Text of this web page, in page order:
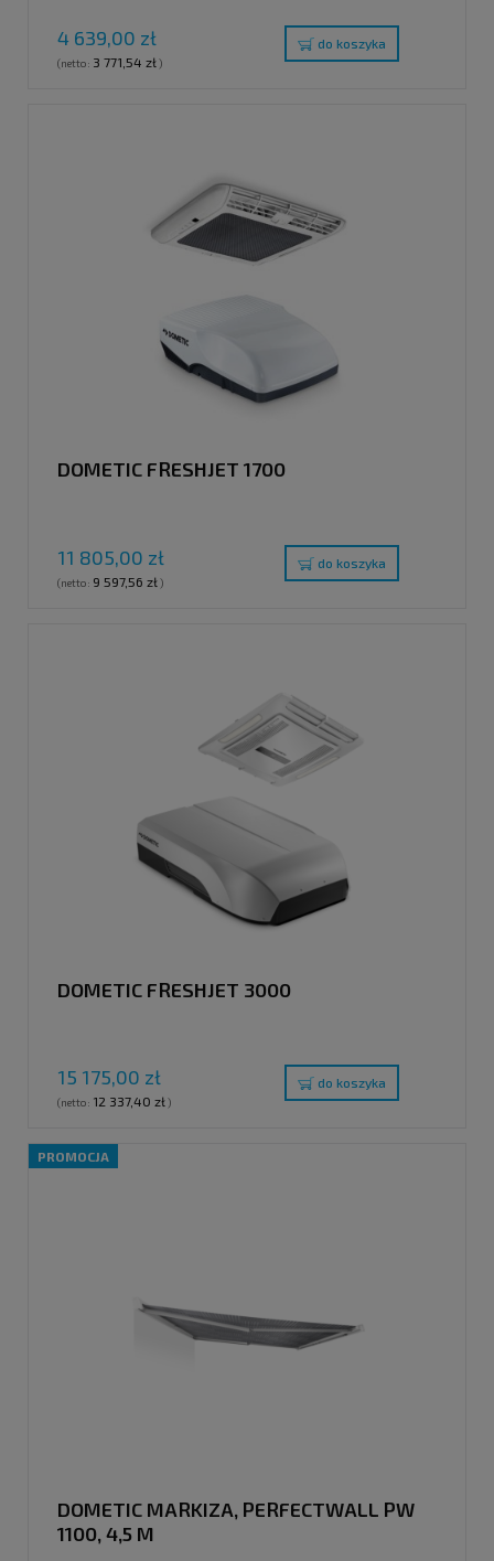
4 639,00 zł
(netto: 3 771,54 zł)
do koszyka
DOMETIC FRESHJET 1700
11 805,00 zł
(netto: 9 597,56 zł)
do koszyka
DOMETIC FRESHJET 3000
15 175,00 zł
(netto: 12 337,40 zł)
do koszyka
DOMETIC MARKIZA, PERFECTWALL PW
1100, 4,5 M
PROMOCJA